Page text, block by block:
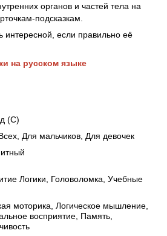
органов и частей тела на
подсказкам.
интересной, если правильно её
на русском языке
(С)
Для мальчиков, Для девочек
Логики, Головоломка, Учебные
моторика, Логическое мышление,
восприятие, Память,